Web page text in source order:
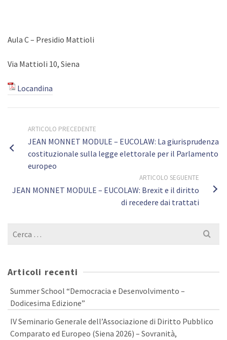
Aula C – Presidio Mattioli
Via Mattioli 10, Siena
Locandina
ARTICOLO PRECEDENTE
JEAN MONNET MODULE – EUCOLAW: La giurisprudenza
costituzionale sulla legge elettorale per il Parlamento
europeo
ARTICOLO SEGUENTE
JEAN MONNET MODULE – EUCOLAW: Brexit e il diritto
di recedere dai trattati
Cerca
Articoli recenti
Summer School “Democracia e Desenvolvimento –
Dodicesima Edizione”
IV Seminario Generale dell’Associazione di Diritto Pubblico
Comparato ed Europeo (Siena 2026) – Sovranità,